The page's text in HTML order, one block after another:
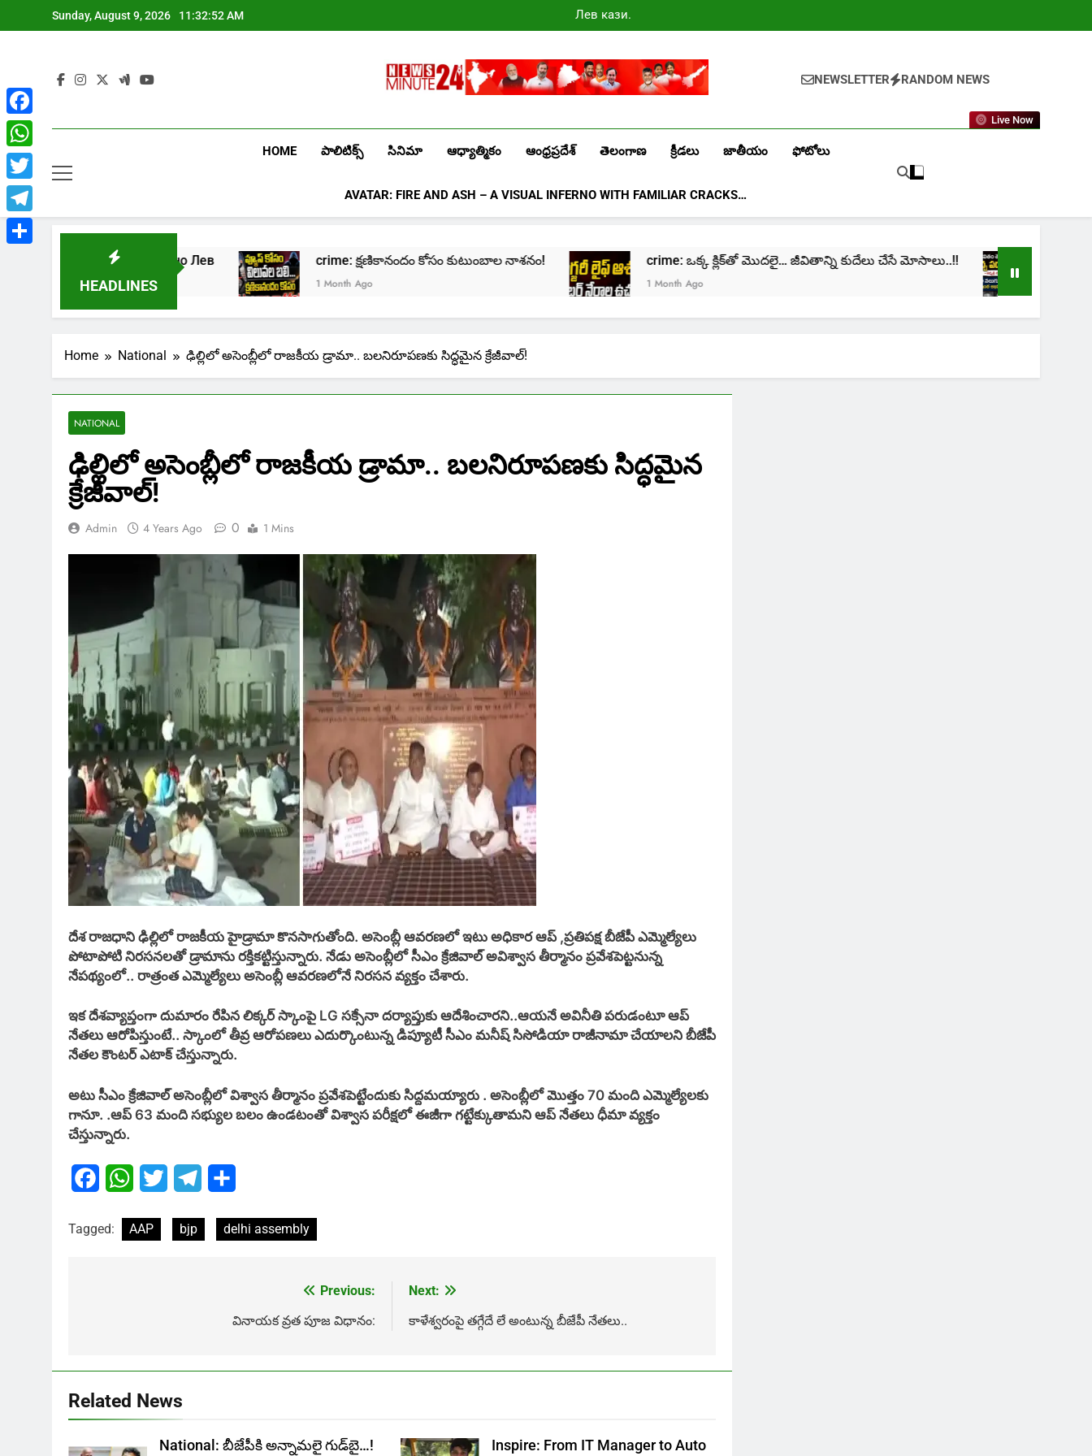
to
Sunday, August 9, 2026 11:32:53 AM
Лев казино
промокоды
Newsminute24
NEWSLETTER RANDOM NEWS
Live Now
HOME పాలిటిక్స్ సినిమా ఆధ్యాత్మికం ఆంధ్రప్రదేశ్ తెలంగాణ క్రీడలు జాతీయం ఫోటోలు
AVATAR: FIRE AND ASH – A VISUAL INFERNO WITH FAMILIAR CRACKS…
HEADLINES
в онлайн казино Лев crime: క్షణికానందం కోసం కుటుంబాల నాశనం!
1 Month Ago
crime: ఒక్క క్లిక్‌తో మొదలై… జీవితాన్ని కుదేలు చేసే మోసాలు..!!
1 Month Ago
Home National ఢిల్లిలో అసెంబ్లీలో రాజకీయ డ్రామా.. బలనిరూపణకు సిద్ధమైన క్రేజీవాల్!
NATIONAL
ఢిల్లిలో అసెంబ్లీలో రాజకీయ డ్రామా.. బలనిరూపణకు సిద్ధమైన
క్రేజీవాల్!
Admin 4 Years Ago 0 1 Mins
దేశ రాజధాని ఢిల్లిలో రాజకీయ హైడ్రామా కొనసాగుతోంది. అసెంబ్లీ ఆవరణలో ఇటు అధికార ఆప్ ,ప్రతిపక్ష బీజేపీ ఎమ్మెల్యేలు
పోటాపోటి నిరసనలతో డ్రామాను రక్తికట్టిస్తున్నారు. నేడు అసెంబ్లీలో సీఎం క్రేజివాల్ అవిశ్వాస తీర్మానం ప్రవేశపెట్టనున్న
నేపథ్యంలో.. రాత్రంత ఎమ్మెల్యేలు అసెంబ్లీ ఆవరణలోనే నిరసన వ్యక్తం చేశారు.
ఇక దేశవ్యాప్తంగా దుమారం రేపిన లిక్కర్ స్కాంపై LG సక్సేనా దర్యాప్తుకు ఆదేశించారని..ఆయనే అవినీతి పరుడంటూ ఆప్
నేతలు ఆరోపిస్తుంటే.. స్కాంలో తీవ్ర ఆరోపణలు ఎదుర్కొంటున్న డిప్యూటీ సీఎం మనీష్ సిసోడియా రాజీనామా చేయాలని బీజేపీ
నేతల కౌంటర్ ఎటాక్ చేస్తున్నారు.
అటు సీఎం క్రేజివాల్ అసెంబ్లీలో విశ్వాస తీర్మానం ప్రవేశపెట్టేందుకు సిద్దమయ్యారు . అసెంబ్లీలో మొత్తం 70 మంది ఎమ్మెల్యేలకు
గానూ. .ఆప్ 63 మంది సభ్యుల బలం ఉండటంతో విశ్వాస పరీక్షలో ఈజీగా గట్టేక్కుతామని ఆప్ నేతలు ధీమా వ్యక్తం
చేస్తున్నారు.
FacebookWhatsApp
Twitter Telegram
Tagged: AAP bjp delhi assembly
Previous:
వినాయక వ్రత పూజ విధానం:
Next:
కాళేశ్వ‌రంపై త‌గ్గేదే లే అంటున్న బీజేపీ నేతలు..
Related News
National: బీజేపీకి అన్నామలై గుడ్‌బై…! Inspire: From IT Manager to Auto
Facebook
WhatsApp
Twitter
Telegram